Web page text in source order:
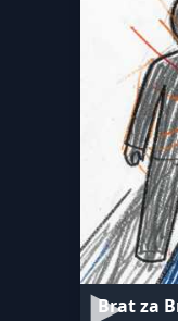
Brat za